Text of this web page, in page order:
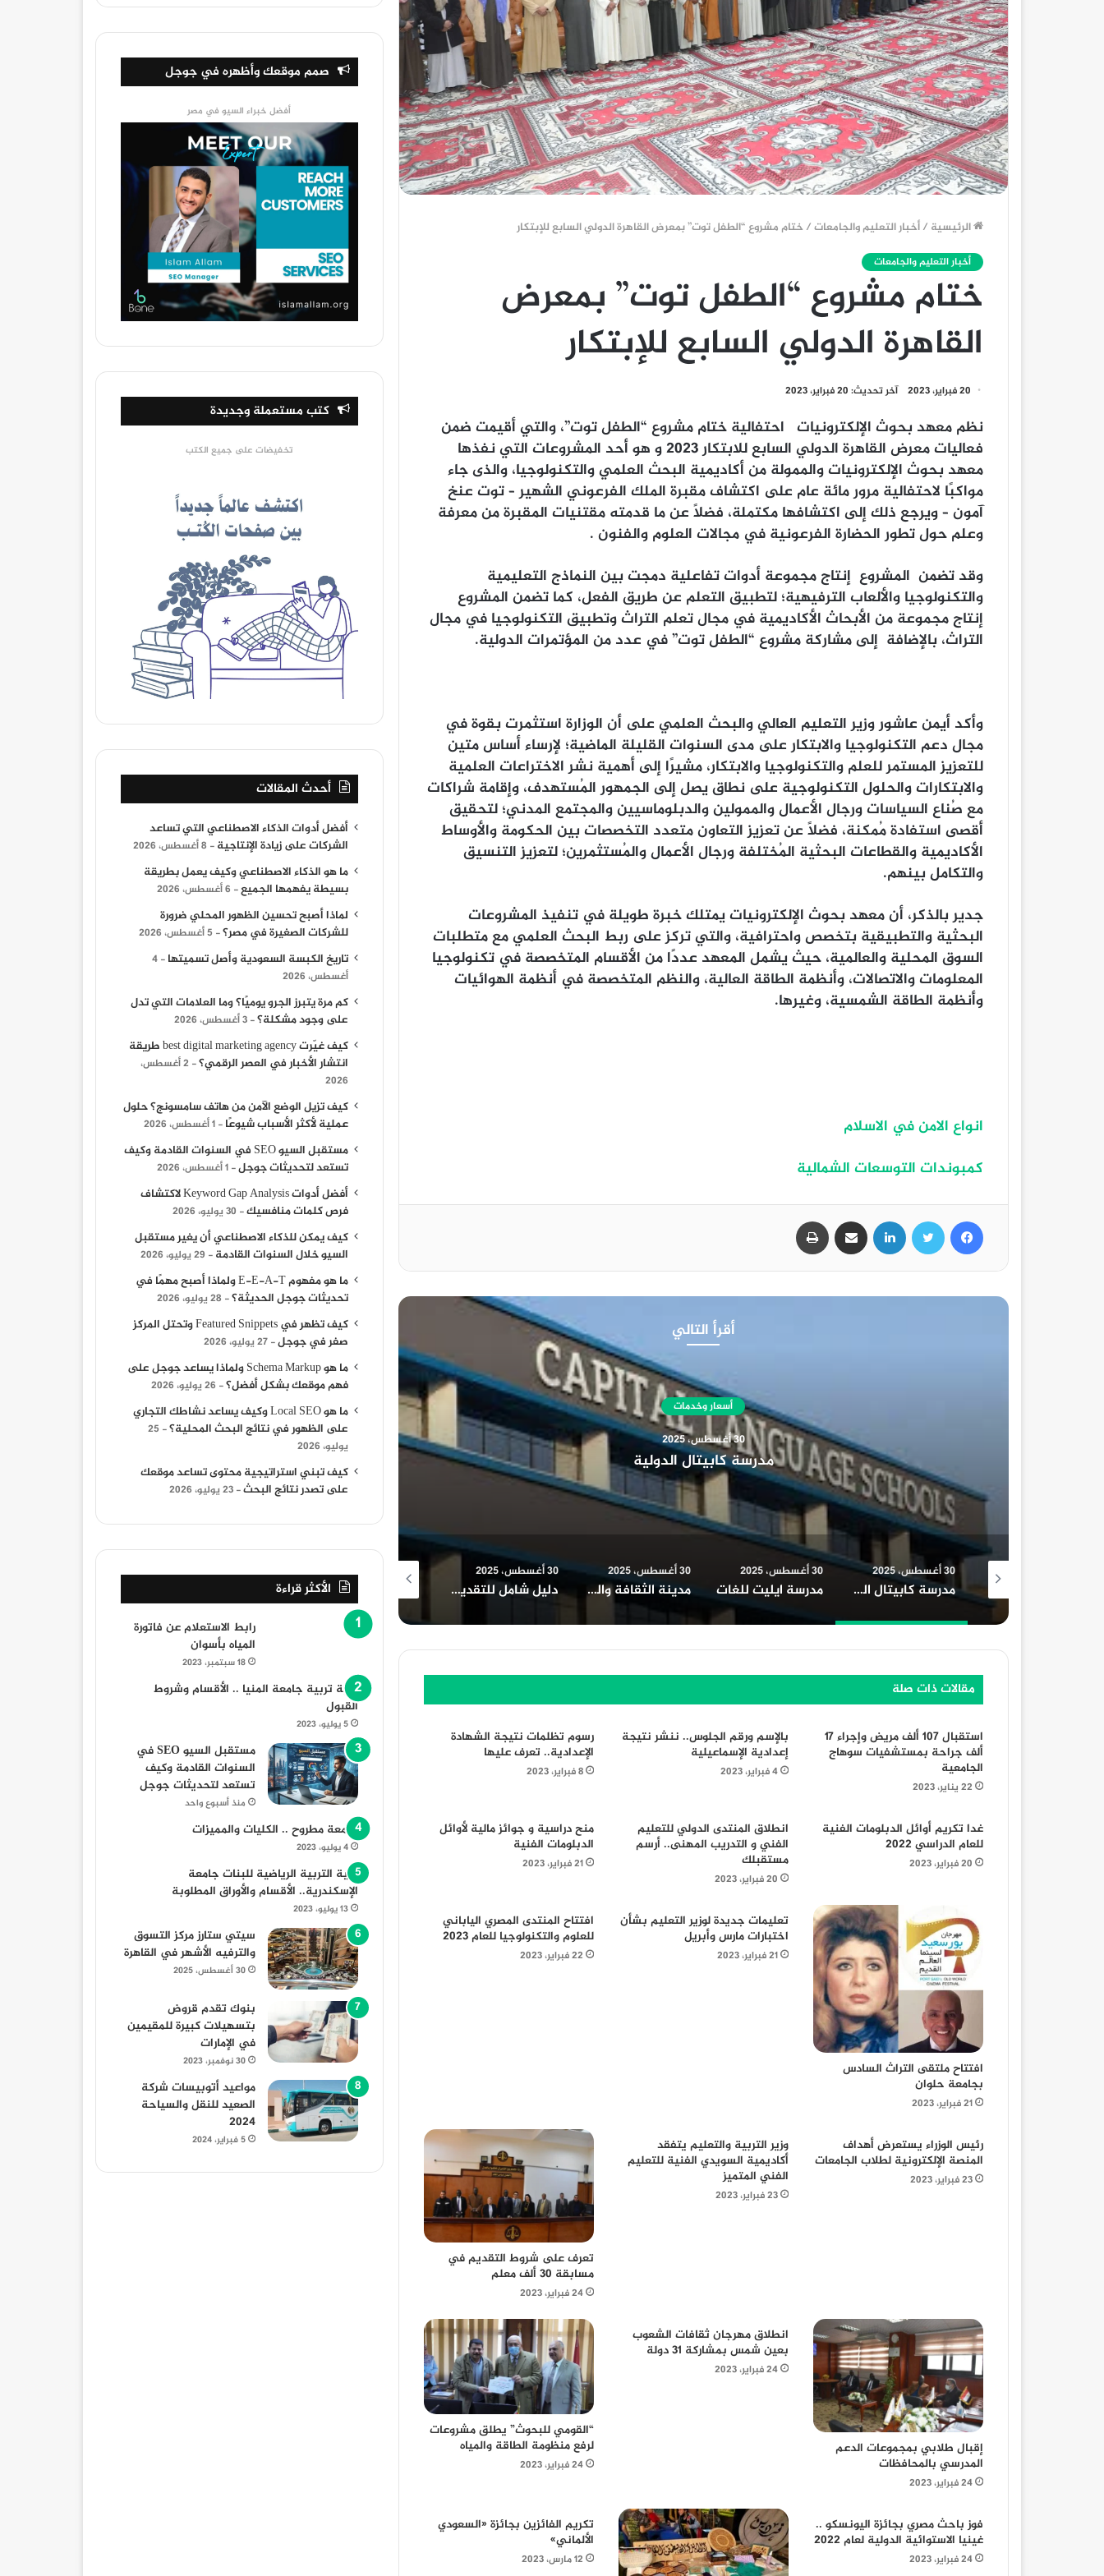
الرئيسية /أخبار التعليم والجامعات/ ختام مشروع “الطفل توت” بمعرض القاهرة الدولي السابع للإبتكار
أخبار التعليم والجامعات
ختام مشروع “الطفل توت” بمعرض
القاهرة الدولي السابع للإبتكار
20 فبراير، 2023 آخر تحديث: 20 فبراير، 2023
نظم معهد بحوث الإلكترونيات احتفالية ختام مشروع “الطفل توت”، والتي أقيمت ضمن
فعاليات معرض القاهرة الدولي السابع للابتكار 2023 و هو أحد المشروعات التي نفذها
معهد بحوث الإلكترونيات والممولة من أكاديمية البحث العلمي والتكنولوجيا، والذى جاء
مواكبًا لاحتفالية مرور مائة عام على اكتشاف مقبرة الملك الفرعوني الشهير – توت عنخ
آمون – ويرجع ذلك إلى اكتشافها مكتملة، فضلًا عن ما قدمته مقتنيات المقبرة من معرفة
وعلم حول تطور الحضارة الفرعونية في مجالات العلوم والفنون .
وقد تضمن المشروع إنتاج مجموعة أدوات تفاعلية دمجت بين النماذج التعليمية
والتكنولوجيا والألعاب الترفيهية؛ لتطبيق التعلم عن طريق الفعل، كما تضمن المشروع
إنتاج مجموعة من الأبحاث الأكاديمية في مجال تعلم التراث وتطبيق التكنولوجيا في مجال
التراث، بالإضافة إلى مشاركة مشروع “الطفل توت” في عدد من المؤتمرات الدولية.
وأكد أيمن عاشور وزير التعليم العالي والبحث العلمي على أن الوزارة استثمرت بقوة في
مجال دعم التكنولوجيا والابتكار على مدى السنوات القليلة الماضية؛ لإرساء أساس متين
للتعزيز المستمر للعلم والتكنولوجيا والابتكار، مشيرًا إلى أهمية نشر الاختراعات العلمية
والابتكارات والحلول التكنولوجية على نطاق يصل إلى الجمهور المُستهدف، وإقامة شراكات
مع صُناع السياسات ورجال الأعمال والممولين والدبلوماسيين والمجتمع المدني؛ لتحقيق
أقصى استفادة مُمكنة، فضلًا عن تعزيز التعاون متعدد التخصصات بين الحكومة والأوساط
الأكاديمية والقطاعات البحثية المُختلفة ورجال الأعمال والمُستثمرين؛ لتعزيز التنسيق
والتكامل بينهم.
جدير بالذكر، أن معهد بحوث الإلكترونيات يمتلك خبرة طويلة في تنفيذ المشروعات
البحثية والتطبيقية بتخصص واحترافية، والتي تركز على ربط البحث العلمي مع متطلبات
السوق المحلية والعالمية، حيث يشمل المعهد عددًا من الأقسام المتخصصة في تكنولوجيا
المعلومات والاتصالات، وأنظمة الطاقة العالية، والنظم المتخصصة في أنظمة الهوائيات
وأنظمة الطاقة الشمسية، وغيرها.
انواع الامن في الاسلام
كمبوندات التوسعات الشمالية
أقرأ التالي
أسعار وخدمات
30 أغسطس، 2025
مدرسة كابيتال الدولية
أخبار التعليم والجامعات
مدارس رويال انترناشيونال للغات
30 أغسطس، 2025
مدرسة كابيتال الدولية
30 أغسطس، 2025
مدرسة ايليت للغات
30 أغسطس، 2025
مدينة الثقافة والعلوم
30 أغسطس، 2025
دليل شامل للتقديم في جامعة أسيوط الأهلية
30 أغسطس، 2025
دليل شامل عن المدارس اليابانية في مصر شروط التقديم، المميزات، العيوب، والمصاريف
30 أغسطس، 2025 30 أغسطس، 2025
مقالات ذات صلة
استقبال 107 ألف مريض وإجراء ١٧
ألف جراحة بمستشفيات سوهاج
الجامعية
22 يناير، 2023
بالإسم ورقم الجلوس.. ننشر نتيجة
إعدادية الإسماعيلية
4 فبراير، 2023
رسوم تظلمات نتيجة الشهادة
الإعدادية.. تعرف عليها
8 فبراير، 2023
غدا تكريم أوائل الدبلومات الفنية
للعام الدراسي 2022
20 فبراير، 2023
انطلاق المنتدى الدولي للتعليم
الفني و التدريب المهنى.. أرسم
مستقبلك
20 فبراير، 2023
منح دراسية و جوائز مالية لأوائل
الدبلومات الفنية
21 فبراير، 2023
افتتاح ملتقى التراث السادس
بجامعة حلوان
21 فبراير، 2023
تعليمات جديدة لوزير التعليم بشأن
اختبارات مارس وأبريل
21 فبراير، 2023
افتتاح المنتدى المصري الياباني
للعلوم والتكنولوجيا للعام 2023
22 فبراير، 2023
رئيس الوزراء يستعرض أهداف
المنصة الإلكترونية لطلاب الجامعات
23 فبراير، 2023
وزير التربية والتعليم يتفقد
أكاديمية السويدي الفنية للتعليم
الفني المتميز
23 فبراير، 2023
تعرف على شروط التقديم في
مسابقة 30 ألف معلم
24 فبراير، 2023
إقبال طلابي بمجموعات الدعم
المدرسي بالمحافظات
24 فبراير، 2023
انطلاق مهرجان ثقافات الشعوب
بعين شمس بمشاركة 31 دولة
24 فبراير، 2023
“القومي للبحوث” يطلق مشروعات
لرفع منظومة الطاقة والمياه
24 فبراير، 2023
فوز باحث مصري بجائزة اليونسكو ..
غينيا الاستوائية الدولية لعام 2022
24 فبراير، 2023
تكريم الفائزين بجائزة «السعودي
الألماني»
12 مارس، 2023
صمم موقعك وأظهره في جوجل
أفضل خبراء السيو في مصر
كتب مستعملة وجديدة
تخفيضات على جميع الكتب
أحدث المقالات
أفضل أدوات الذكاء الاصطناعي التي تساعد
الشركات على زيادة الإنتاجية
8 أغسطس، 2026
ما هو الذكاء الاصطناعي وكيف يعمل بطريقة
بسيطة يفهمها الجميع
6 أغسطس، 2026
لماذا أصبح تحسين الظهور المحلي ضرورة
للشركات الصغيرة في مصر؟
5 أغسطس، 2026
تاريخ الكبسة السعودية وأصل تسميتها
4
أغسطس، 2026
كم مرة يتبرز الجرو يوميًا؟ وما العلامات التي تدل
على وجود مشكلة؟
3 أغسطس، 2026
كيف غيّرت best digital marketing agency طريقة
انتشار الأخبار في العصر الرقمي؟
2 أغسطس،
2026
كيف تزيل الوضع الآمن من هاتف سامسونج؟ حلول
عملية لأكثر الأسباب شيوعًا
1 أغسطس، 2026
مستقبل السيو SEO في السنوات القادمة وكيف
تستعد لتحديثات جوجل
1 أغسطس، 2026
أفضل أدوات Keyword Gap Analysis لاكتشاف
فرص كلمات منافسيك
30 يوليو، 2026
كيف يمكن للذكاء الاصطناعي أن يغير مستقبل
السيو خلال السنوات القادمة
29 يوليو، 2026
ما هو مفهوم E-E-A-T ولماذا أصبح مهمًا في
تحديثات جوجل الحديثة؟
28 يوليو، 2026
كيف تظهر في Featured Snippets وتحتل المركز
صفر في جوجل
27 يوليو، 2026
ما هو Schema Markup ولماذا يساعد جوجل على
فهم موقعك بشكل أفضل؟
26 يوليو، 2026
ما هو Local SEO وكيف يساعد نشاطك التجاري
على الظهور في نتائج البحث المحلية؟
25
يوليو، 2026
كيف تبني استراتيجية محتوى تساعد موقعك
على تصدر نتائج البحث
23 يوليو، 2026
الأكثر قراءة
رابط الاستعلام عن فاتورة
المياه بأسوان
18 سبتمبر، 2023
كلية تربية جامعة المنيا .. الأقسام وشروط
القبول
5 يوليو، 2023
مستقبل السيو SEO في
السنوات القادمة وكيف
تستعد لتحديثات جوجل
منذ أسبوع واحد
جامعة مطروح .. الكليات والمميزات
4 يوليو، 2023
كلية التربية الرياضية للبنات جامعة
الإسكندرية.. الأقسام والأوراق المطلوبة
13 يوليو، 2023
سيتي ستارز مركز التسوق
والترفيه الأشهر في القاهرة
30 أغسطس، 2025
بنوك تقدم قروض
بتسهيلات كبيرة للمقيمين
في الإمارات
30 نوفمبر، 2023
مواعيد أتوبيسات شركة
الصعيد للنقل والسياحة
2024
5 فبراير، 2024